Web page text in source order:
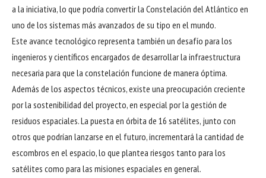
a la iniciativa, lo que podría convertir la Constelación del Atlántico en
uno de los sistemas más avanzados de su tipo en el mundo.
Este avance tecnológico representa también un desafío para los
ingenieros y científicos encargados de desarrollar la infraestructura
necesaria para que la constelación funcione de manera óptima.
Además de los aspectos técnicos, existe una preocupación creciente
por la sostenibilidad del proyecto, en especial por la gestión de
residuos espaciales. La puesta en órbita de 16 satélites, junto con
otros que podrían lanzarse en el futuro, incrementará la cantidad de
escombros en el espacio, lo que plantea riesgos tanto para los
satélites como para las misiones espaciales en general.